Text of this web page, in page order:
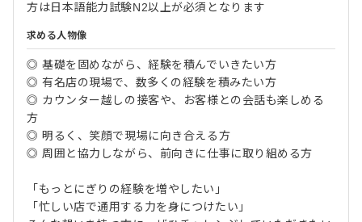
方は日本語能力試験N2以上が必須となります
求める人物像
◎ 基礎を固めながら、経験を積んでいきたい方
◎ 有名店の現場で、数多くの経験を積みたい方
◎ カウンター越しの接客や、お客様との会話も楽しめる
方
◎ 明るく、笑顔で現場に向き合える方
◎ 周囲と協力しながら、前向きに仕事に取り組める方
「もっとにぎりの経験を増やしたい」
「忙しい店で通用する力を身につけたい」